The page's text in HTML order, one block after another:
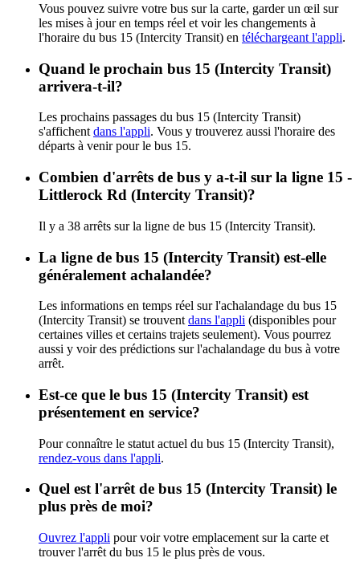
Vous pouvez suivre votre bus sur la carte, garder un œil sur
les mises à jour en temps réel et voir les changements à
l'horaire du bus 15 (Intercity Transit) en téléchargeant l'appli.
Quand le prochain bus 15 (Intercity Transit)
arrivera-t-il?
Les prochains passages du bus 15 (Intercity Transit)
s'affichent dans l'appli. Vous y trouverez aussi l'horaire des
départs à venir pour le bus 15.
Combien d'arrêts de bus y a-t-il sur la ligne 15 -
Littlerock Rd (Intercity Transit)?
Il y a 38 arrêts sur la ligne de bus 15 (Intercity Transit).
La ligne de bus 15 (Intercity Transit) est-elle
généralement achalandée?
Les informations en temps réel sur l'achalandage du bus 15
(Intercity Transit) se trouvent dans l'appli (disponibles pour
certaines villes et certains trajets seulement). Vous pourrez
aussi y voir des prédictions sur l'achalandage du bus à votre
arrêt.
Est-ce que le bus 15 (Intercity Transit) est
présentement en service?
Pour connaître le statut actuel du bus 15 (Intercity Transit),
rendez-vous dans l'appli.
Quel est l'arrêt de bus 15 (Intercity Transit) le
plus près de moi?
Ouvrez l'appli pour voir votre emplacement sur la carte et
trouver l'arrêt du bus 15 le plus près de vous.